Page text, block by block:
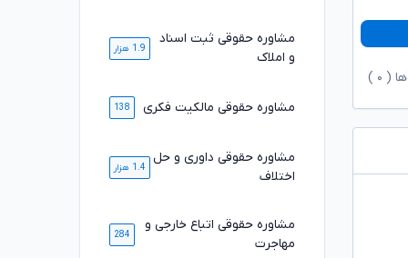
( ۰
مشاوره حقوقی ثبت اسناد
و املاک
1.9 هزار
مشاوره حقوقی مالکیت فکری 138
مشاوره حقوقی داوری و حل
اختلاف
1.4 هزار
مشاوره حقوقی اتباع خارجی و
مهاجرت
284